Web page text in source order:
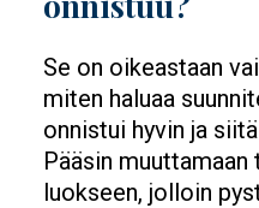
Se on oikeastaan
miten haluaa
onnistui hyvin ja
Pääsin muuttamaan
luokseen, jolloin